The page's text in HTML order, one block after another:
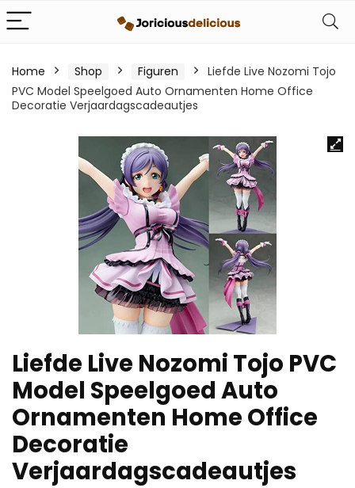
Home Shop Figuren
Liefde Live Nozomi Tojo
PVC Model Speelgoed Auto Ornamenten Home Office
Decoratie Verjaardagscadeautjes
Liefde Live Nozomi Tojo PVC
Model Speelgoed Auto
Ornamenten Home Office
Decoratie
Verjaardagscadeautjes